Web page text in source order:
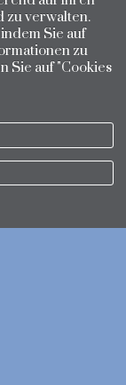
zu verwalten.
Sie auf
zu
Sie auf "Cookies